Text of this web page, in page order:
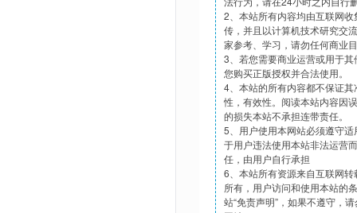
2、本站所有内容均由互联网
传，并且以计算机技术研究交
家参考、学习，请勿任何商业
3、若您需要商业运营或用于
您购买正版授权并合法使用。
4、本站的所有内容都不保证
性，有效性。阅读本站内容因
的损失本站不承担连带责任。
5、用户使用本网站必须遵守
于用户违法使用本站非法运营
任，由用户自行承担
6、本站所有资源来自互联网
所有，用户访问和使用本站的
站“免责声明”，如果不遵守，